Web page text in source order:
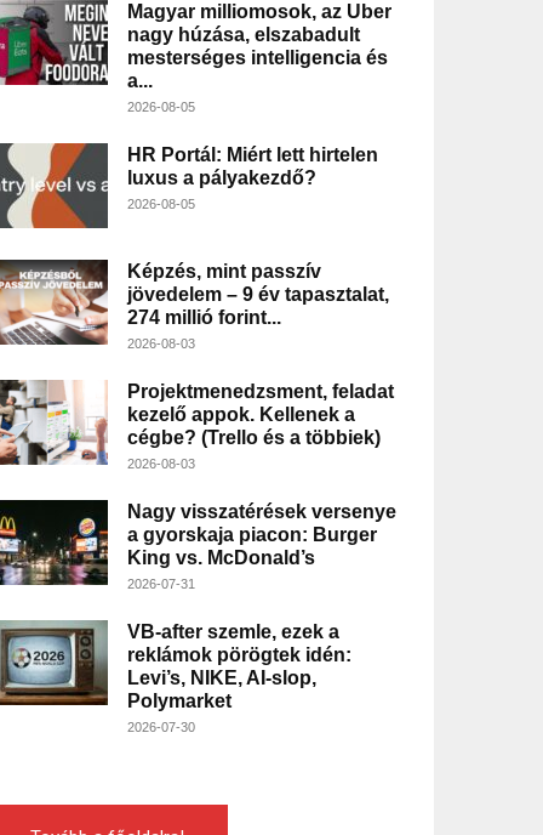
Magyar milliomosok, az Uber
nagy húzása, elszabadult
mesterséges intelligencia és
a...
2026-08-05
HR Portál: Miért lett hirtelen
luxus a pályakezdő?
2026-08-05
Képzés, mint passzív
jövedelem – 9 év tapasztalat,
274 millió forint...
2026-08-03
Projektmenedzsment, feladat
kezelő appok. Kellenek a
cégbe? (Trello és a többiek)
2026-08-03
Nagy visszatérések versenye
a gyorskaja piacon: Burger
King vs. McDonald’s
2026-07-31
VB-after szemle, ezek a
reklámok pörögtek idén:
Levi’s, NIKE, AI-slop,
Polymarket
2026-07-30